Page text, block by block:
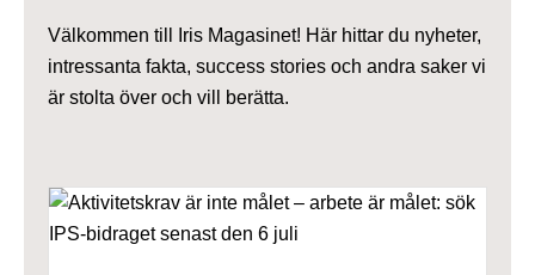
Välkommen till Iris Magasinet! Här hittar du nyheter,
intressanta fakta, success stories och andra saker vi
är stolta över och vill berätta.